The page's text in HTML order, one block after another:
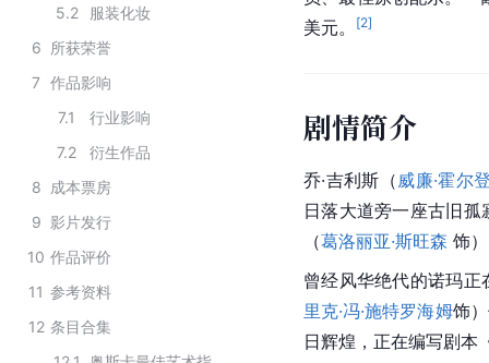
5.2
服装化妆
6 所获荣誉
7 作品影响
7.1
行业影响
7.2
衍生作品
8
成本票房
9 影片发行
10 作品评价
11 参考资料
12 条目合集
美元。
[2]
剧情简介
乔·吉利斯（ 威廉·霍尔
日落大道旁一座古旧
（葛洛丽亚·斯旺森 饰
曾经风华绝代的诺玛
里克·冯·施特罗海姆饰
日辉煌，正在编写剧本